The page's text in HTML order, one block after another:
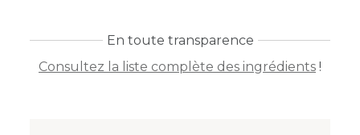
En toute transparence
Consultez la liste complète des ingrédients !